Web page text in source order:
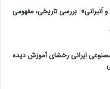
و اَنیرانی»: بررسی تاریخی، مفهومی
ایرانی رخشای آموزش دیده